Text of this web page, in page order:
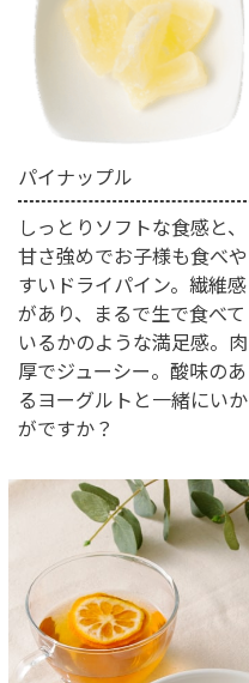
パイナップル
しっとりソフトな食感と、
甘さ強めでお子様も食べや
すいドライパイン。繊維感
があり、まるで生で食べて
いるかのような満足感。肉
厚でジューシー。酸味のあ
るヨーグルトと一緒にいか
がですか？